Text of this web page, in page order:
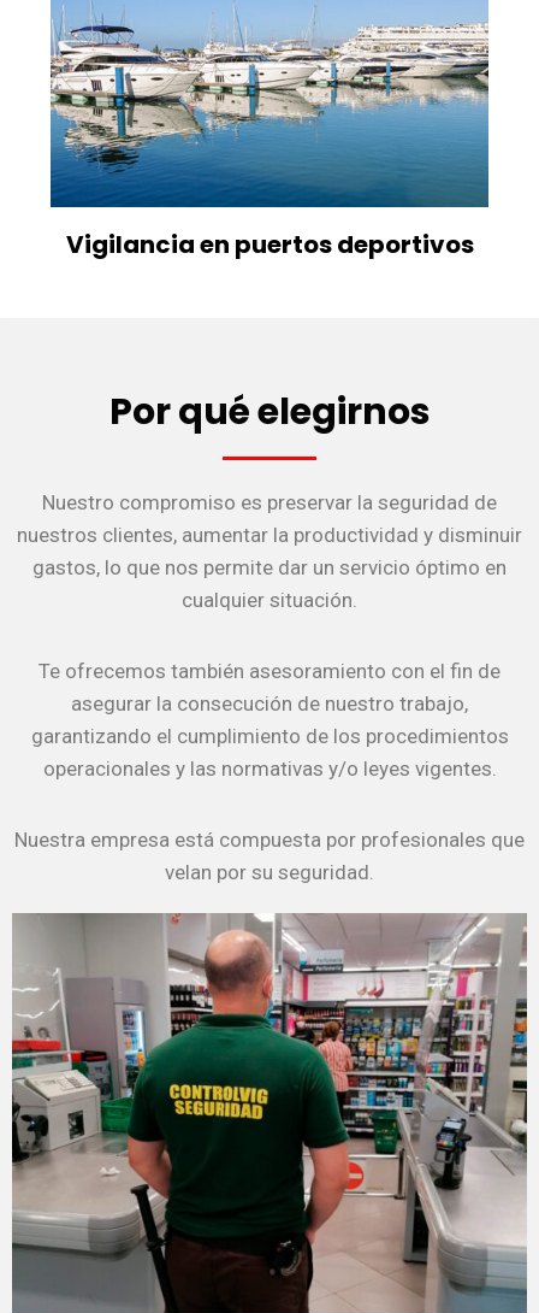
Vigilancia en puertos deportivos
Por qué elegirnos
Nuestro compromiso es preservar la seguridad de
nuestros clientes, aumentar la productividad y disminuir
gastos, lo que nos permite dar un servicio óptimo en
cualquier situación.
Te ofrecemos también asesoramiento con el fin de
asegurar la consecución de nuestro trabajo,
garantizando el cumplimiento de los procedimientos
operacionales y las normativas y/o leyes vigentes.
Nuestra empresa está compuesta por profesionales que
velan por su seguridad.